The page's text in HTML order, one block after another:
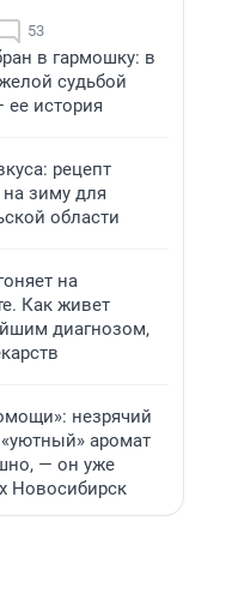
53
в гармошку: в
судьбой
история
рецепт
зиму для
области
на
Как живет
диагнозом,
незрячий
аромат
— он уже
Новосибирск